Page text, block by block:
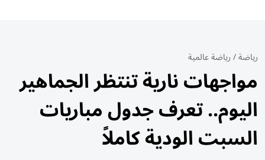
رياضة/رياضة عالمية
مواجهات نارية تنتظر الجماهير
اليوم.. تعرف جدول مباريات
السبت الودية كاملاً